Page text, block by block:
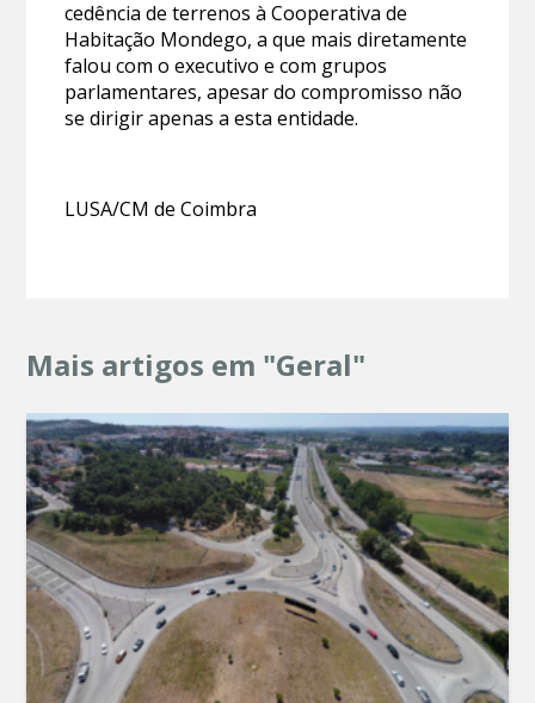
cedência de terrenos à Cooperativa de
Habitação Mondego, a que mais diretamente
falou com o executivo e com grupos
parlamentares, apesar do compromisso não
se dirigir apenas a esta entidade.
LUSA/CM de Coimbra
Mais artigos em "Geral"